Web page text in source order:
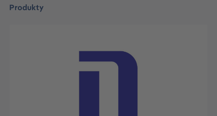
Produkty
Pomiń galerię zdjęć